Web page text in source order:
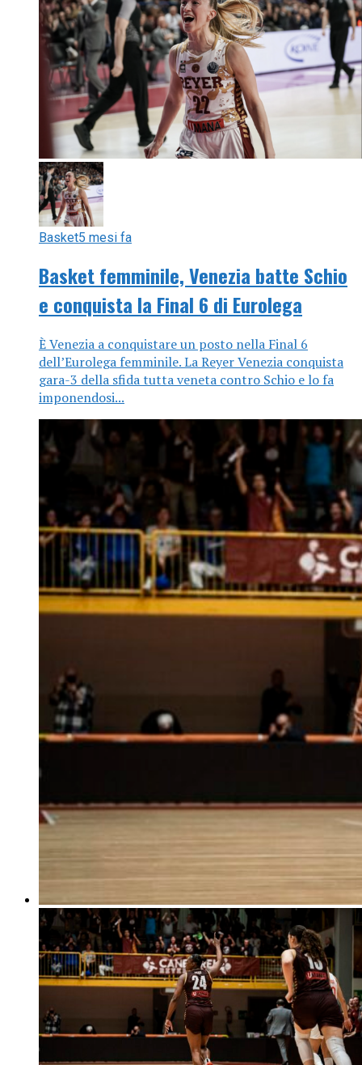
Basket5 mesi fa
Basket femminile, Venezia batte Schio
e conquista la Final 6 di Eurolega
È Venezia a conquistare un posto nella Final 6
dell’Eurolega femminile. La Reyer Venezia conquista
gara-3 della sfida tutta veneta contro Schio e lo fa
imponendosi...